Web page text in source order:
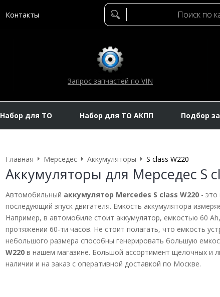
Контакты
Запрос запчастей по VIN
Набор для ТО Набор для ТО АКПП Подбор
Главная Мерседес Аккумуляторы S class W220
Аккумуляторы для Мерседес S
Автомобильный аккумулятор Mercedes S class W220- это
последующий зпуск двигателя. Емкость аккумулятора
Например, в автомобиле стоит аккумулятор, емкостью 60
протяжении 60-ти часов. Не стоит полагать, что емкость
небольшого размера способны генерировать большую
W220в нашем магазине. Большой ассортимент щелочных и
наличии и на заказ с оперативной доставкой по Москве.